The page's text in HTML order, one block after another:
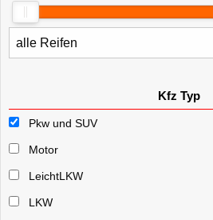
Kfz Typ
Pkw und SUV
Motor
LeichtLKW
LKW